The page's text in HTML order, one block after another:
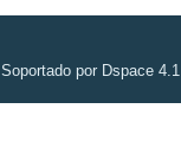
Soportado por Dspace 4.1